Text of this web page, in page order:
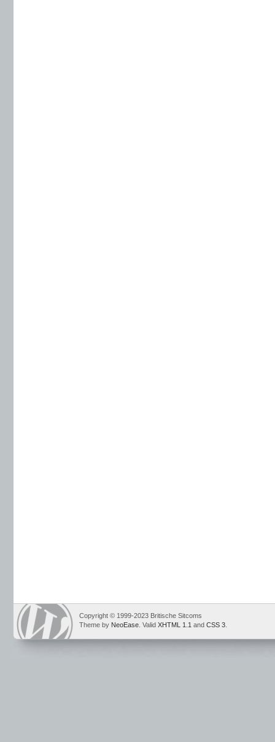
Copyright © 1999-2023 Britische Sitcoms
Theme by NeoEase . Valid XHTML 1.1 and CSS 3